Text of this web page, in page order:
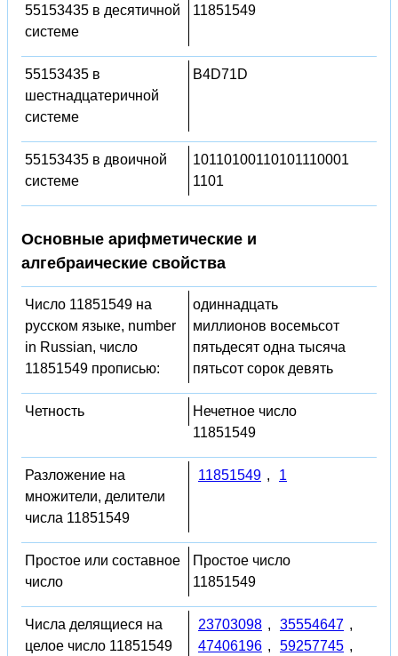
55153435 в десятичной
системе
11851549
55153435 в
шестнадцатеричной
системе
B4D71D
55153435 в двоичной
системе
10110100110101110001
1101
Основные арифметические и
алгебраические свойства
Число 11851549 на
русском языке, number
in Russian, число
11851549 прописью:
одиннадцать
миллионов восемьсот
пятьдесят одна тысяча
пятьсот сорок девять
Четность
Нечетное число
11851549
Разложение на
множители, делители
числа 11851549
11851549 , 1
Простое или составное
число
Простое число
11851549
Числа делящиеся на
целое число 11851549
23703098 , 35554647 ,
47406196 , 59257745 ,